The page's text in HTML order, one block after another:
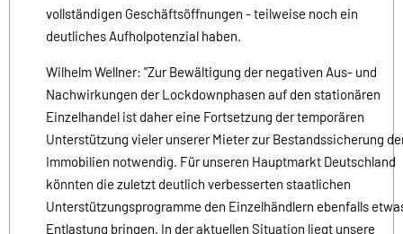
vollständigen Geschäftsöffnungen - teilweise noch ein
deutliches Aufholpotenzial haben.
Wilhelm Wellner: "Zur Bewältigung der negativen Aus- und
Nachwirkungen der Lockdownphasen auf den stationären
Einzelhandel ist daher eine Fortsetzung der temporären
Unterstützung vieler unserer Mieter zur Bestandssicherung
Immobilien notwendig. Für unseren Hauptmarkt Deutschland
könnten die zuletzt deutlich verbesserten staatlichen
Unterstützungsprogramme den Einzelhändlern ebenfalls
Entlastung bringen. In der aktuellen Situation liegt unsere